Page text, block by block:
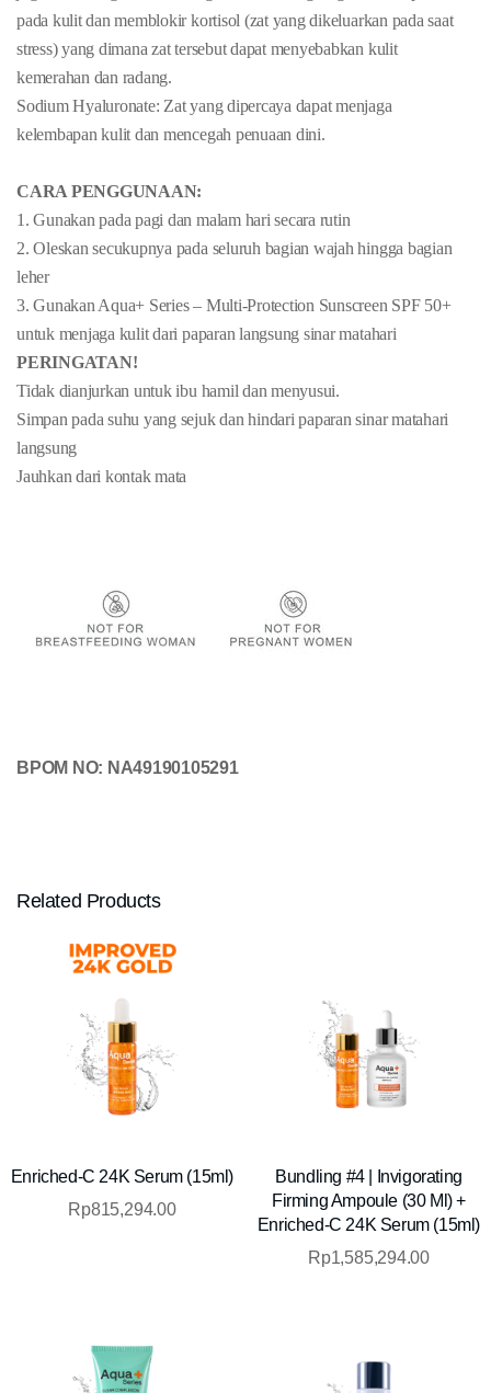
pada kulit dan memblokir kortisol (zat yang dikeluarkan pada saat
stress) yang dimana zat tersebut dapat menyebabkan kulit
kemerahan dan radang.
Sodium Hyaluronate: Zat yang dipercaya dapat menjaga
kelembapan kulit dan mencegah penuaan dini.
CARA PENGGUNAAN:
1. Gunakan pada pagi dan malam hari secara rutin
2. Oleskan secukupnya pada seluruh bagian wajah hingga bagian
leher
3. Gunakan Aqua+ Series – Multi-Protection Sunscreen SPF 50+
untuk menjaga kulit dari paparan langsung sinar matahari
PERINGATAN!
Tidak dianjurkan untuk ibu hamil dan menyusui.
Simpan pada suhu yang sejuk dan hindari paparan sinar matahari
langsung
Jauhkan dari kontak mata
BPOM NO: NA49190105291
Related Products
Enriched-C 24K Serum (15ml)
Rp815,294.00
Bundling #4 | Invigorating
Firming Ampoule (30 Ml) +
Enriched-C 24K Serum (15ml)
Rp1,585,294.00